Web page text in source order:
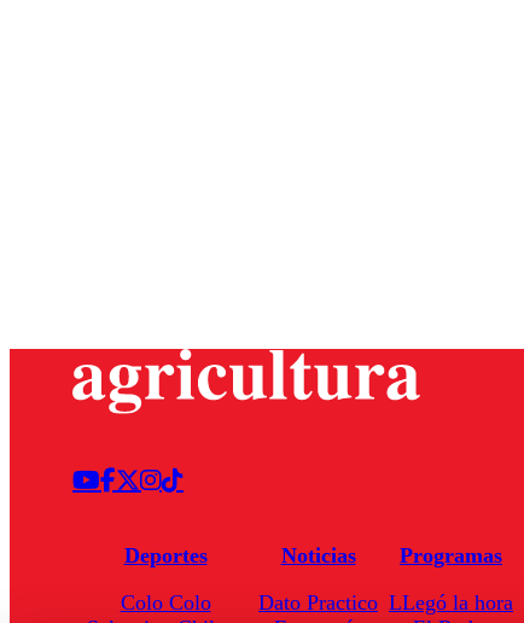
Deportes
Colo Colo
Noticias
Dato Practico
Programas
LLegó la hora